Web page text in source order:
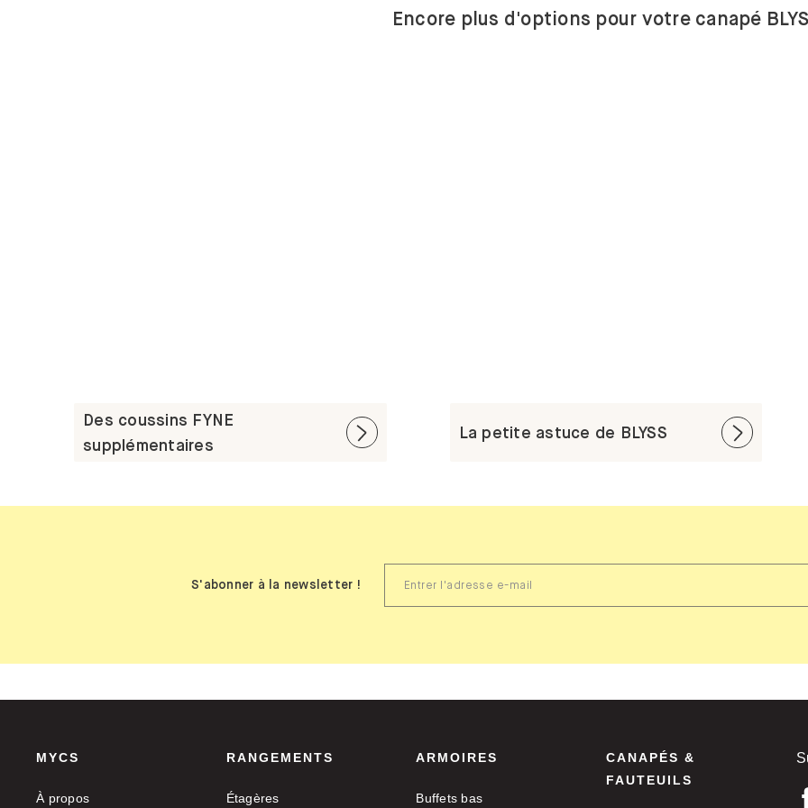
Encore plus d'options pour votre canapé
Des coussins FYNE
supplémentaires
La petite astuce de BLYSS
S'abonner à la newsletter !
MYCS
À propos
RANGEMENTS
Étagères
ARMOIRES
Buffets bas
CANAPÉS &
FAUTEUILS